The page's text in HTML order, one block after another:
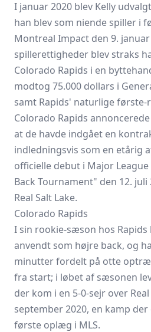
I januar 2020 blev Kelly
han blev som niende spiller i
Montreal Impact den 9.
spillerettigheder blev straks
Colorado Rapids i en
modtog 75.000 dollars i
samt Rapids' naturlige første-
Colorado Rapids
at de havde indgået en
indledningsvis som en etårig
officielle debut i Major League
Back Tournament" den 12.
Real Salt Lake.
Colorado Rapids
I sin rookie-sæson hos
anvendt som højre back, og
minutter fordelt på otte
fra start; i løbet af sæsonen
der kom i en 5-0-sejr over
september 2020, en kamp
første oplæg i MLS.